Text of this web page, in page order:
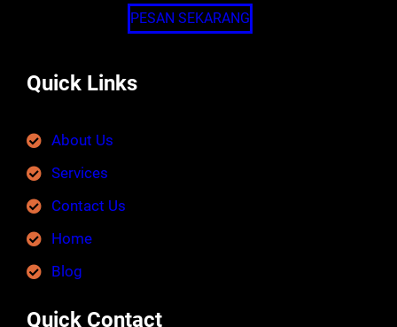
PESAN SEKARANG
Quick Links
About Us
Services
Contact Us
Home
Blog
Quick Contact